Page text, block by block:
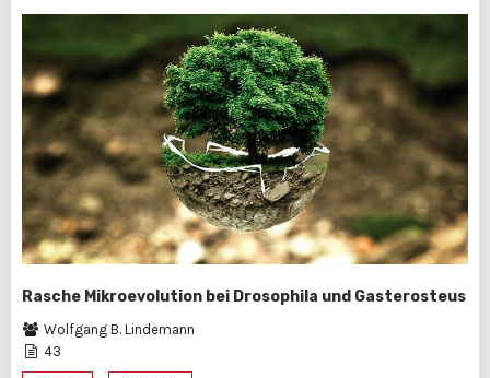
Rasche Mikroevolution bei Drosophila und Gasterosteus
Wolfgang B. Lindemann
43